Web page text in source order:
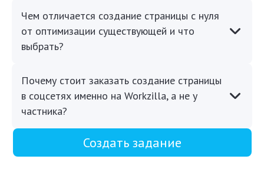
Чем отличается создание страницы с нуля
от оптимизации существующей и что
выбрать?
Почему стоит заказать создание страницы
в соцсетях именно на Workzilla, а не у
частника?
Создать задание